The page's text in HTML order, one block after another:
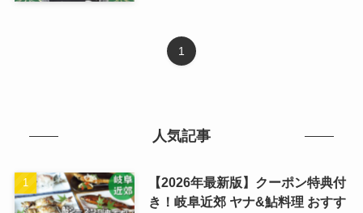
1
人気記事
【2026年最新版】クーポン特典付
き！岐阜近郊 ヤナ&鮎料理 おすす